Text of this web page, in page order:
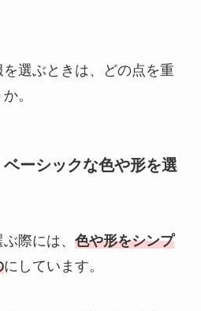
選ぶときは、どの点を重
。
ーシックな色や形を選
際には、 色や形をシンプ
にしています。